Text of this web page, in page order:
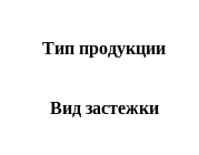
Тип продукции
Вид застежки